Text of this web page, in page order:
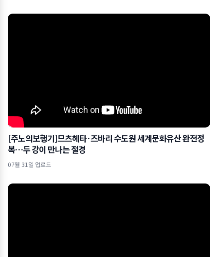
[주노의보행기]므츠헤타·즈바리 수도원 세계문화유산 완전정
복…두 강이 만나는 절경
07월 31일 업로드